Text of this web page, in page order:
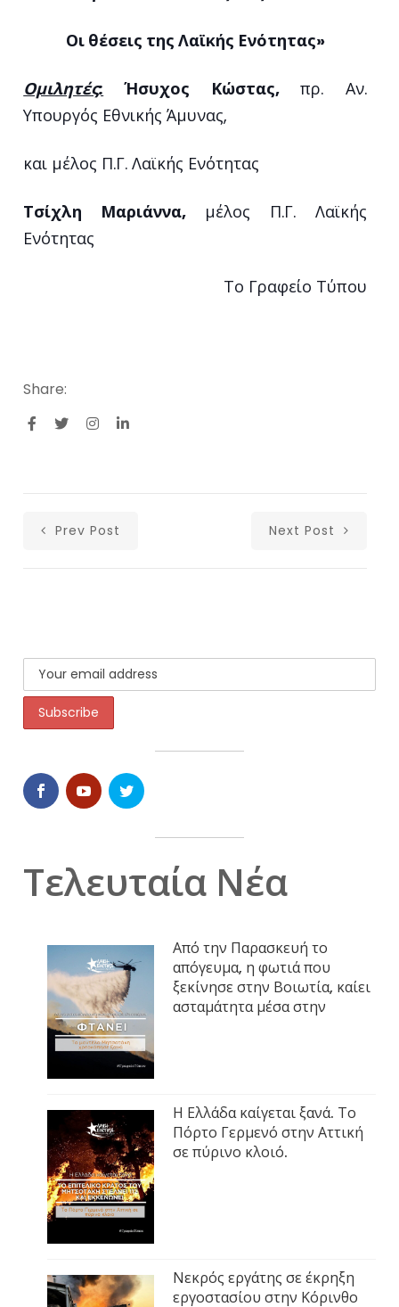
Οι θέσεις της Λαϊκής Ενότητας»
Ομιλητές: Ήσυχος Κώστας,πρ. Αν.
Υπουργός Εθνικής Άμυνας,
και μέλος Π.Γ. Λαϊκής Ενότητας
Τσίχλη Μαριάννα, μέλος Π.Γ. Λαϊκής
Ενότητας
Το Γραφείο Τύπου
Share:
Prev Post Next Post
Τελευταία Νέα
Από την Παρασκευή το
απόγευμα, η φωτιά που
ξεκίνησε στην Βοιωτία, καίει
ασταμάτητα μέσα στην
Η Ελλάδα καίγεται ξανά. Το
Πόρτο Γερμενό στην Αττική
σε πύρινο κλοιό.
Νεκρός εργάτης σε έκρηξη
εργοστασίου στην Κόρινθο